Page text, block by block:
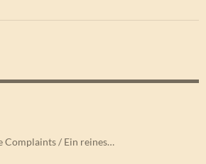
Complaints / Ein reines…